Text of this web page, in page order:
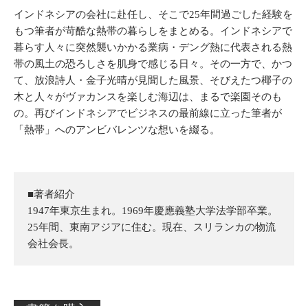
インドネシアの会社に赴任し、そこで25年間過ごした経験を
もつ筆者が苛酷な熱帯の暮らしをまとめる。インドネシアで
暮らす人々に突然襲いかかる業病・デング熱に代表される熱
帯の風土の恐ろしさを肌身で感じる日々。その一方で、かつ
て、放浪詩人・金子光晴が見聞した風景、そびえたつ椰子の
木と人々がヴァカンスを楽しむ海辺は、まるで楽園そのも
の。再びインドネシアでビジネスの最前線に立った筆者が
「熱帯」へのアンビバレンツな想いを綴る。
■著者紹介
1947年東京生まれ。1969年慶應義塾大学法学部卒業。
25年間、東南アジアに住む。現在、スリランカの物流
会社会長。